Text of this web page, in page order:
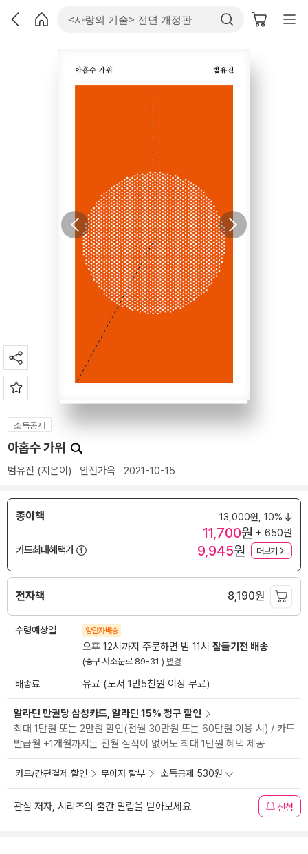
소득공제
아홉수 가위
범유진 (지은이) 안전가옥 2021-10-15
종이책 13,000원, 10%
11,700원 + 650원
카드최대혜택가
9,945원 더보기
전자책 8,190원
수령예상일 양탄자배송
오후 12시까지 주문하면 밤 11시 잠들기전 배송
(중구 서소문로 89-31 ) 변경
배송료 유료 (도서 1만5천원 이상 무료)
알라딘 만권당 삼성카드, 알라딘 15% 청구 할인
최대 1만원 또는 2만원 할인(전월 30만원 또는 60만원 이용 시) / 카드
발급월 +1개월까지는 전월 실적이 없어도 최대 1만원 혜택 제공
카드/간편결제 할인 무이자 할부 소득공제 530원
관심 저자, 시리즈의 출간 알림을 받아보세요 신청